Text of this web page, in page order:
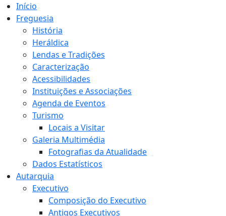
Início
Freguesia
História
Heráldica
Lendas e Tradições
Caracterização
Acessibilidades
Instituições e Associações
Agenda de Eventos
Turismo
Locais a Visitar
Galeria Multimédia
Fotografias da Atualidade
Dados Estatísticos
Autarquia
Executivo
Composição do Executivo
Antigos Executivos